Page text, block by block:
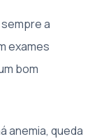
a
exames
bom
anemia, queda